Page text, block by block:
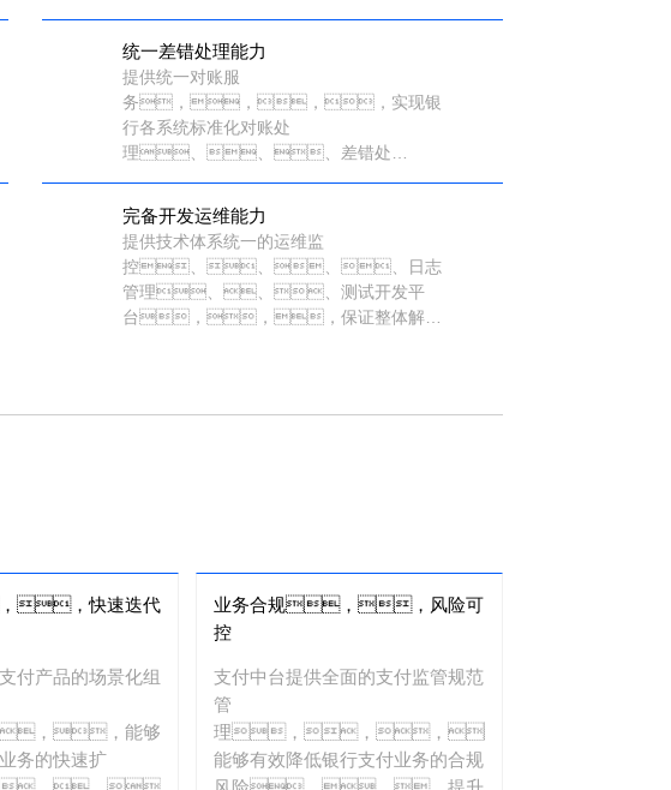
不同的消费场景提供不同的支付方式的组合
使用，，让支付管理更加完善高
效。。。。
统一差错处理能力
提供统一对账服
务，，，，实现银
行各系统标准化对账处
理、、、差错处
现。。。
完备开发运维能力
提供技术体系统一的运维监
控、、、、日志
管理、、、测试开发平
台，，，保证整体解决
，快速迭代
付产品的场景化组
，，能够
务的快速扩
业务合规，，风险可
控
支付中台提供全面的支付监管规范
管
理，，，，
能够有效降低银行支付业务的合规